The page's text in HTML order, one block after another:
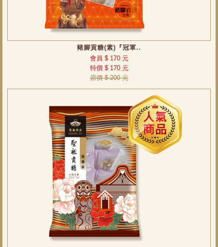
豬腳貢糖(素)『冠軍..
會員 $ 170 元
特價 $ 170 元
原價 $ 200 元